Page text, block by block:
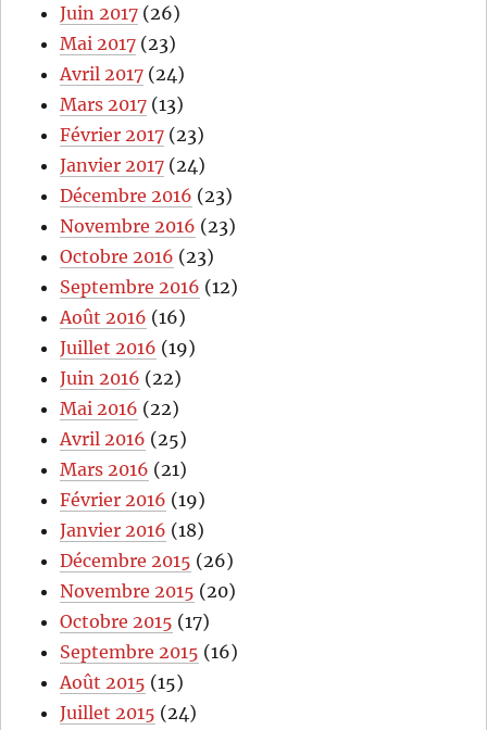
Juin 2017 (26)
Mai 2017 (23)
Avril 2017 (24)
Mars 2017 (13)
Février 2017 (23)
Janvier 2017 (24)
Décembre 2016 (23)
Novembre 2016 (23)
Octobre 2016 (23)
Septembre 2016 (12)
Août 2016 (16)
Juillet 2016 (19)
Juin 2016 (22)
Mai 2016 (22)
Avril 2016 (25)
Mars 2016 (21)
Février 2016 (19)
Janvier 2016 (18)
Décembre 2015 (26)
Novembre 2015 (20)
Octobre 2015 (17)
Septembre 2015 (16)
Août 2015 (15)
Juillet 2015 (24)